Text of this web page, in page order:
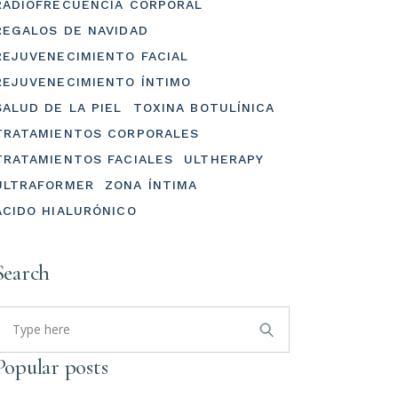
CORPORAL
DE NAVIDAD
FACIAL
ÍNTIMO
DE LA PIEL
TOXINA BOTULÍNICA
CORPORALES
FACIALES
ULTHERAPY
ZONA ÍNTIMA
HIALURÓNICO
posts